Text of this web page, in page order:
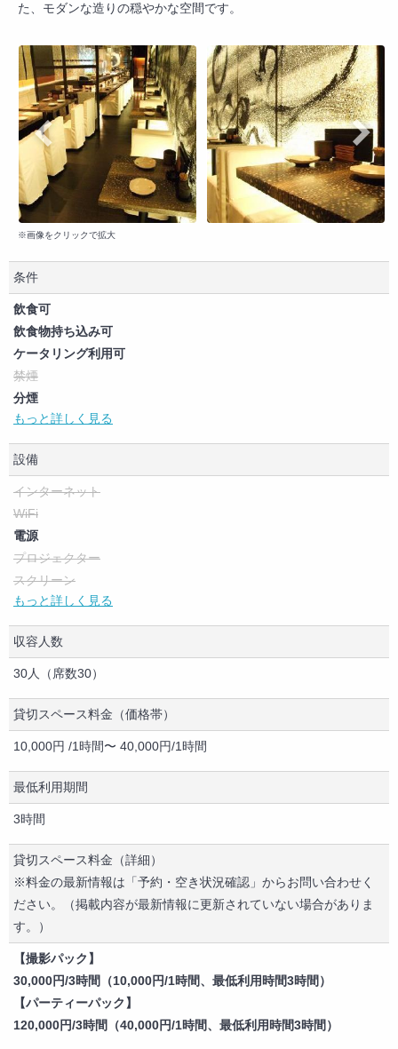
た、モダンな造りの穏やかな空間です。
※画像をクリックで拡大
条件
飲食可
飲食物持ち込み可
ケータリング利用可
禁煙
分煙
喫煙可（制限なし）
ペット可
商用利用可
撮影可
大音量イベント可
もっと詳しく見る
設備
インターネット
WiFi
電源
プロジェクター
スクリーン
ホワイトボード
パソコン
コピー機
テレビ
テレビ・モニター（HDMI端子あり）
DVDプレーヤー
CDプレーヤー
テーブル
椅子
キッチン
冷蔵庫
電子レンジ
食器
全身鏡
展示設備（棚・ラック等）
撮影機材
音響設備
マイク
もっと詳しく見る
収容人数
30人（席数30）
貸切スペース料金（価格帯）
10,000円 /1時間〜 40,000円/1時間
最低利用期間
3時間
貸切スペース料金（詳細）
※料金の最新情報は「予約・空き状況確認」からお問い合わせく
ださい。（掲載内容が最新情報に更新されていない場合がありま
す。）
【撮影パック】
30,000円/3時間（10,000円/1時間、最低利用時間3時間）
【パーティーパック】
120,000円/3時間（40,000円/1時間、最低利用時間3時間）